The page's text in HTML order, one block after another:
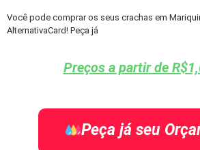
Você pode comprar os seus crachas em
AlternativaCard! Peça já
Preços a partir de
Peça já seu